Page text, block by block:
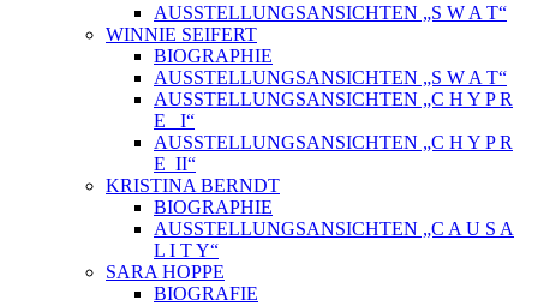
AUSSTELLUNGSANSICHTEN „S W A T“
WINNIE SEIFERT
BIOGRAPHIE
AUSSTELLUNGSANSICHTEN „S W A T“
AUSSTELLUNGSANSICHTEN „C H Y P R
E_ I“
AUSSTELLUNGSANSICHTEN „C H Y P R
E_II“
KRISTINA BERNDT
BIOGRAPHIE
AUSSTELLUNGSANSICHTEN „C A U S A
L I T Y“
SARA HOPPE
BIOGRAFIE